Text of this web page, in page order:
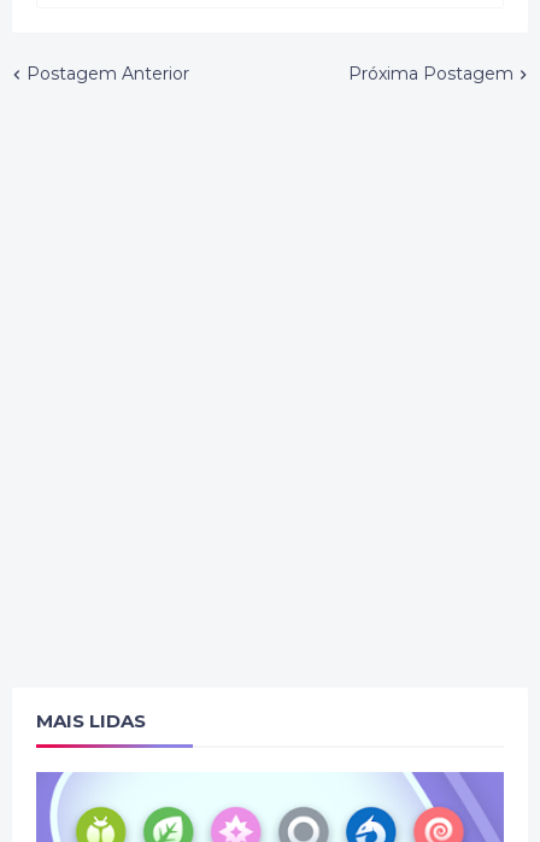
Postagem Anterior Próxima Postagem
MAIS LIDAS